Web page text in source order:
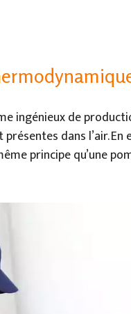
ingénieux de
dans l’air. En
principe qu’une